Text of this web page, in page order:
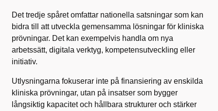
Det tredje spåret omfattar nationella satsningar som kan
bidra till att utveckla gemensamma lösningar för kliniska
prövningar. Det kan exempelvis handla om nya
arbetssätt, digitala verktyg, kompetensutveckling eller
initiativ.
Utlysningarna fokuserar inte på finansiering av enskilda
kliniska prövningar, utan på insatser som bygger
långsiktig kapacitet och hållbara strukturer och stärker